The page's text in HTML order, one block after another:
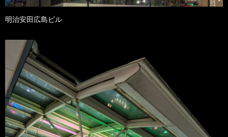
明治安田広島ビル